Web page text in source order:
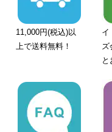
11,000円(税込)以
上で送料無料！
イ
ズ
と